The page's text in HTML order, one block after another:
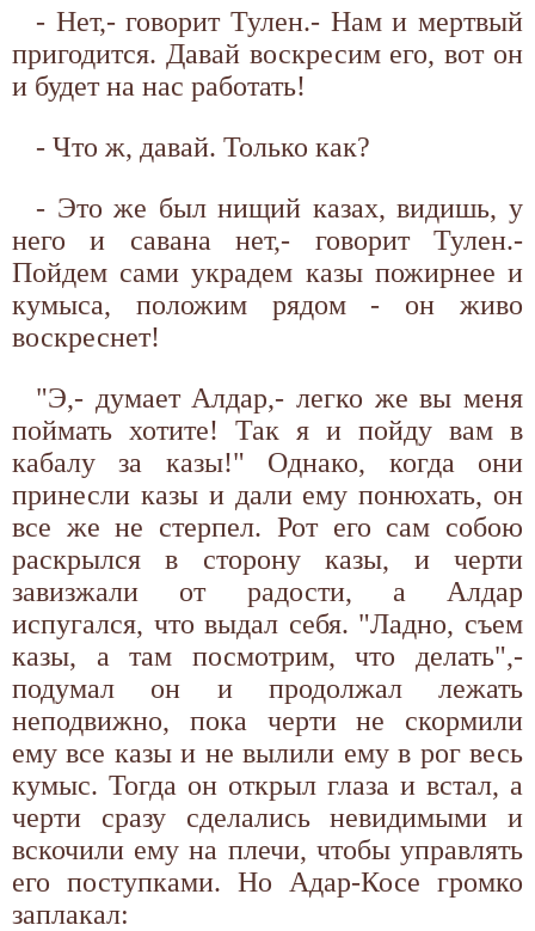
- Нет,- говорит Тулен.- Нам и мертвый
пригодится. Давай воскресим его, вот он
и будет на нас работать!
- Что ж, давай. Только как?
- Это же был нищий казах, видишь, у
него и савана нет,- говорит Тулен.-
Пойдем сами украдем казы пожирнее и
кумыса, положим рядом - он живо
воскреснет!
"Э,- думает Алдар,- легко же вы меня
поймать хотите! Так я и пойду вам в
кабалу за казы!" Однако, когда они
принесли казы и дали ему понюхать, он
все же не стерпел. Рот его сам собою
раскрылся в сторону казы, и черти
завизжали от радости, а Алдар
испугался, что выдал себя. "Ладно, съем
казы, а там посмотрим, что делать",-
подумал он и продолжал лежать
неподвижно, пока черти не скормили
ему все казы и не вылили ему в рог весь
кумыс. Тогда он открыл глаза и встал, а
черти сразу сделались невидимыми и
вскочили ему на плечи, чтобы управлять
его поступками. Но Адар-Косе громко
заплакал: